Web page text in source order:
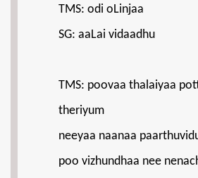
TMS: odi oLinjaa
SG: aaLai vidaadhu
TMS: poovaa thalaiyaa
theriyum
neeyaa naanaa
poo vizhundhaa nee